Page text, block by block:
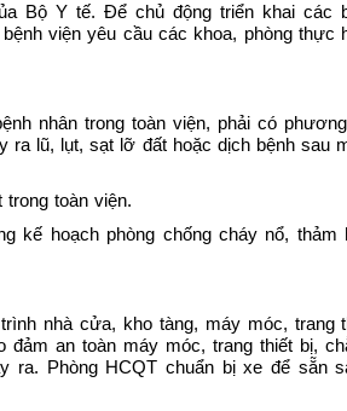
Bộ Y tế. Để chủ động triển khai các
viện yêu cầu các khoa, phòng thực
nhân trong toàn viện, phải có
ra lũ, lụt, sạt lỡ đất hoặc dịch bệnh sau
toàn viện.
kế hoạch phòng chống cháy nổ, thảm
nhà cửa, kho tàng, máy móc, trang
an toàn máy móc, trang thiết bị,
ra. Phòng HCQT chuẩn bị xe để sẵn